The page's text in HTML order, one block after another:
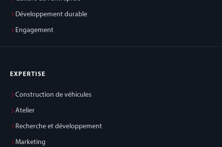
Développement durable
Engagement
EXPERTISE
Construction de véhicules
Atelier
Recherche et développement
Marketing